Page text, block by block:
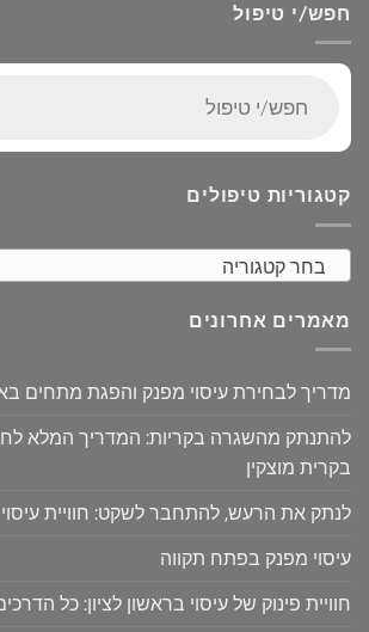
חפש/י טיפול
search
קטגוריות טיפולים
בחר קטגוריה
מאמרים אחרונים
מדריך לבחירת עיסוי מפנק והפגת מתחים
להתנתק מהשגרה בקריות: המדריך המלא
בקרית מוצקין
לנתק את הרעש, להתחבר לשקט: חוויית
עיסוי מפנק בפתח תקווה
חוויית פינוק של עיסוי בראשון לציון: כל